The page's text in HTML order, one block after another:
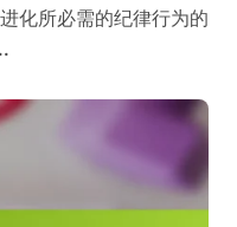
化所必需的纪律行为的